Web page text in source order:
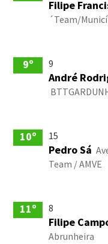
Filipe
´Team/
9º 9
André
10º 15
Pedro Sá
Team / AMVE
11º 8
Filipe
Abrunheira